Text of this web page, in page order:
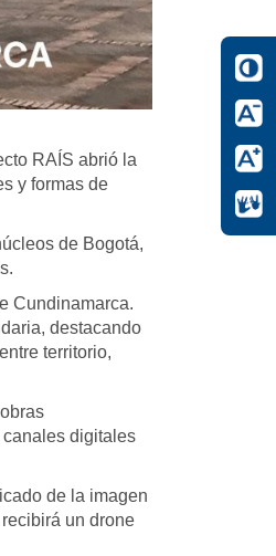
RAÍS abrió la
y formas de
de Bogotá,
Cundinamarca.
destacando
territorio,
digitales
de la imagen
un drone